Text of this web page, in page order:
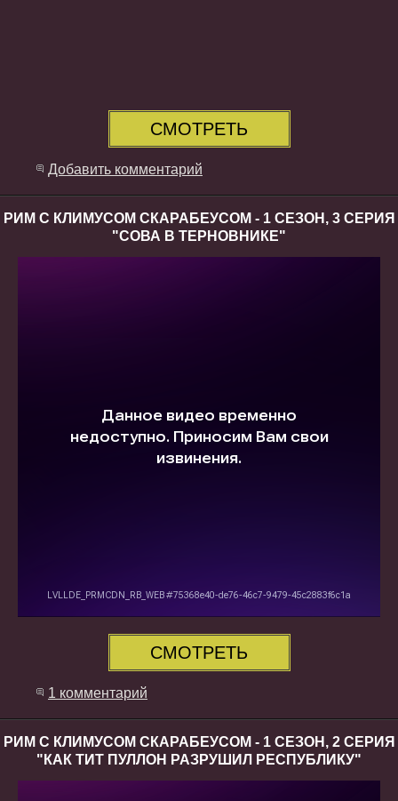
СМОТРЕТЬ
Добавить комментарий
РИМ С КЛИМУСОМ СКАРАБЕУСОМ - 1 СЕЗОН, 3 СЕРИЯ
"СОВА В ТЕРНОВНИКЕ"
СМОТРЕТЬ
1 комментарий
РИМ С КЛИМУСОМ СКАРАБЕУСОМ - 1 СЕЗОН, 2 СЕРИЯ
"КАК ТИТ ПУЛЛОН РАЗРУШИЛ РЕСПУБЛИКУ"